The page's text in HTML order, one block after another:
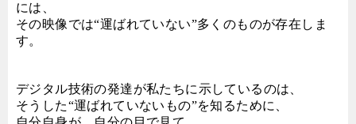
には、
その映像では“運ばれていない”多くのものが存在しま
す。
デジタル技術の発達が私たちに示しているのは、
そうした“運ばれていないもの”を知るために、